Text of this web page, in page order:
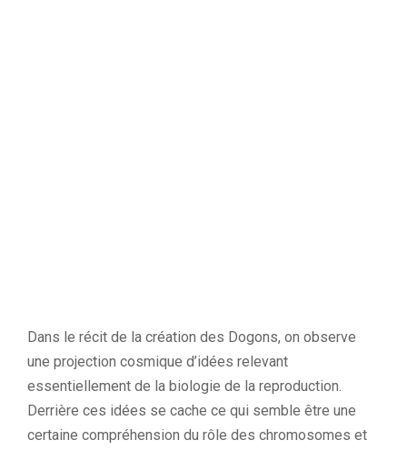
Dans le récit de la création des Dogons, on observe
une projection cosmique d’idées relevant
essentiellement de la biologie de la reproduction.
Derrière ces idées se cache ce qui semble être une
certaine compréhension du rôle des chromosomes et